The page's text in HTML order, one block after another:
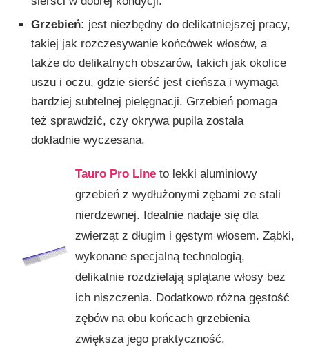
Grzebień: jest niezbędny do delikatniejszej pracy,
takiej jak rozczesywanie końcówek włosów, a
także do delikatnych obszarów, takich jak okolice
uszu i oczu, gdzie sierść jest cieńsza i wymaga
bardziej subtelnej pielęgnacji. Grzebień pomaga
też sprawdzić, czy okrywa pupila została
dokładnie wyczesana.
Tauro Pro Lineto lekki aluminiowy
grzebień z wydłużonymi zębami ze stali
nierdzewnej. Idealnie nadaje się dla
zwierząt z długim i gęstym włosem. Ząbki,
wykonane specjalną technologią,
delikatnie rozdzielają splątane włosy bez
ich niszczenia. Dodatkowo różna gęstość
zębów na obu końcach grzebienia
zwiększa jego praktyczność.